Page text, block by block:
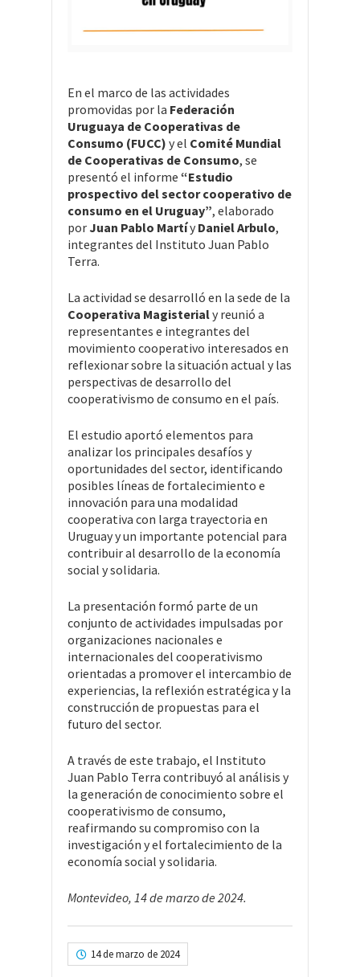
En el marco de las actividades
promovidas por la Federación
Uruguaya de Cooperativas de
Consumo (FUCC) y el Comité Mundial
de Cooperativas de Consumo, se
presentó el informe “Estudio
prospectivo del sector cooperativo de
consumo en el Uruguay”, elaborado
porJuan Pablo Martíy Daniel Arbulo,
integrantes del Instituto Juan Pablo
Terra.
La actividad se desarrolló en la sede de la
Cooperativa Magisterialy reunió a
representantes e integrantes del
movimiento cooperativo interesados en
reflexionar sobre la situación actual y las
perspectivas de desarrollo del
cooperativismo de consumo en el país.
El estudio aportó elementos para
analizar los principales desafíos y
oportunidades del sector, identificando
posibles líneas de fortalecimiento e
innovación para una modalidad
cooperativa con larga trayectoria en
Uruguay y un importante potencial para
contribuir al desarrollo de la economía
social y solidaria.
La presentación formó parte de un
conjunto de actividades impulsadas por
organizaciones nacionales e
internacionales del cooperativismo
orientadas a promover el intercambio de
experiencias, la reflexión estratégica y la
construcción de propuestas para el
futuro del sector.
A través de este trabajo, el Instituto
Juan Pablo Terra contribuyó al análisis y
la generación de conocimiento sobre el
cooperativismo de consumo,
reafirmando su compromiso con la
investigación y el fortalecimiento de la
economía social y solidaria.
Montevideo, 14 de marzo de 2024.
14 de marzo de 2024